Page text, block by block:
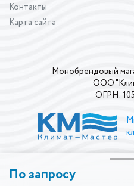
По запросу
Контакты
Карта сайта
Монобрендовый
ООО
ОГРН: